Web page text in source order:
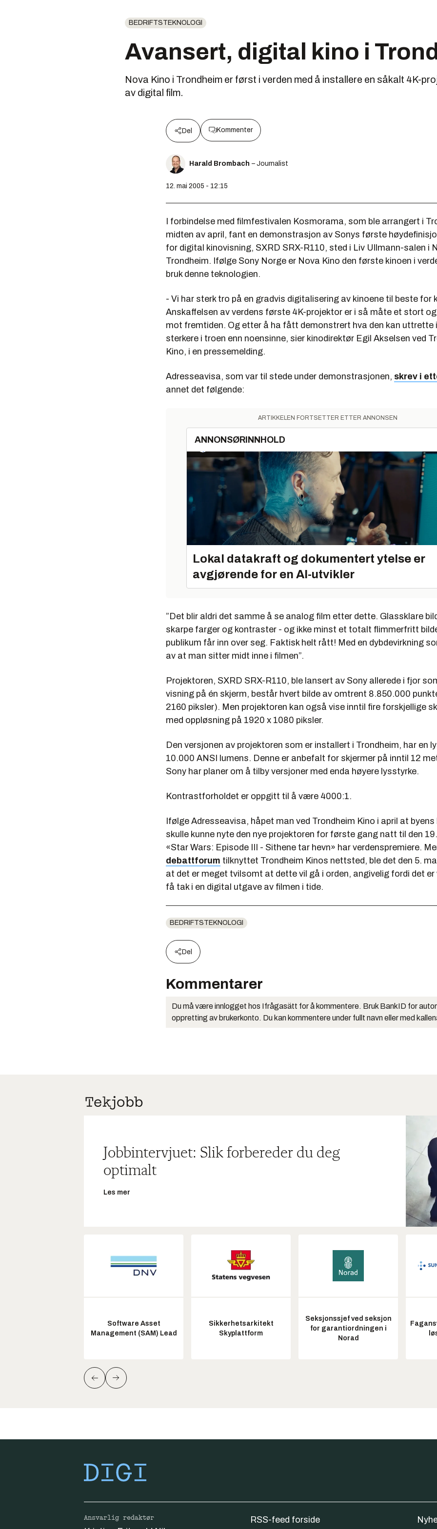
BEDRIFTSTEKNOLOGI
Avansert, digital kino i
Nova Kino i Trondheim er først i verden med å installere en såkalt 4K-
av digital film.
Del Kommenter
Harald Brombach – Journalist
12. mai 2005 - 12:15
I forbindelse med filmfestivalen Kosmorama, som ble arrangert i
midten av april, fant en demonstrasjon av Sonys første
for digital kinovisning, SXRD SRX-R110, sted i Liv Ullmann-salen i
Trondheim. Ifølge Sony Norge er Nova Kino den første kinoen i
bruk denne teknologien.
- Vi har sterk tro på en gradvis digitalisering av kinoene til beste for
Anskaffelsen av verdens første 4K-projektor er i så måte et stort
mot fremtiden. Og etter å ha fått demonstrert hva den kan uttrette
sterkere i troen enn noensinne, sier kinodirektør Egil Akselsen ved
Kino, i en pressemelding.
Adresseavisa, som var til stede under demonstrasjonen, skrev i
annet det følgende:
ARTIKKELEN FORTSETTER ETTER ANNONSEN
ANNONSØRINNHOLD
Lokal datakraft og dokumentert ytelse er
avgjørende for en AI-utvikler
”Det blir aldri det samme å se analog film etter dette. Glassklare
skarpe farger og kontraster - og ikke minst et totalt flimmerfritt
publikum får inn over seg. Faktisk helt rått! Med en dybdevirkning
av at man sitter midt inne i filmen”.
Projektoren, SXRD SRX-R110, ble lansert av Sony allerede i fjor
visning på én skjerm, består hvert bilde av omtrent 8.850.000
2160 piksler). Men projektoren kan også vise inntil fire forskjellige
med oppløsning på 1920 x 1080 piksler.
Den versjonen av projektoren som er installert i Trondheim, har en
10.000 ANSI lumens. Denne er anbefalt for skjermer på inntil 12
Sony har planer om å tilby versjoner med enda høyere lysstyrke.
Kontrastforholdet er oppgitt til å være 4000:1.
Ifølge Adresseavisa, håpet man ved Trondheim Kino i april at byens
skulle kunne nyte den nye projektoren for første gang natt til den
«Star Wars: Episode III - Sithene tar hevn» har verdenspremiere.
debattforum tilknyttet Trondheim Kinos nettsted, ble det den 5.
at det er meget tvilsomt at dette vil gå i orden, angivelig fordi det er
få tak i en digital utgave av filmen i tide.
BEDRIFTSTEKNOLOGI
Del
Kommentarer
Du må være innlogget hos Ifrågasätt for å kommentere. Bruk BankID for
oppretting av brukerkonto. Du kan kommentere under fullt navn eller med
Jobbintervjuet: Slik forbereder du deg
optimalt
Les mer
Software Asset
Management (SAM) Lead
Sikkerhetsarkitekt
Skyplattform
Seksjonssjef ved seksjon
for garantiordningen i
Norad
Ansvarlig redaktør RSS-feed forside